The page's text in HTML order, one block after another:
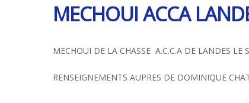
MECHOUI ACCA
MECHOUI DE LA CHASSE A.C.C.A DE LANDES
RENSEIGNEMENTS AUPRES DE DOMINIQUE